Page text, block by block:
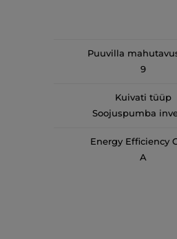
Puuvilla
9
Kuivati tüüp
Soojuspumba
Energy Efficiency
A